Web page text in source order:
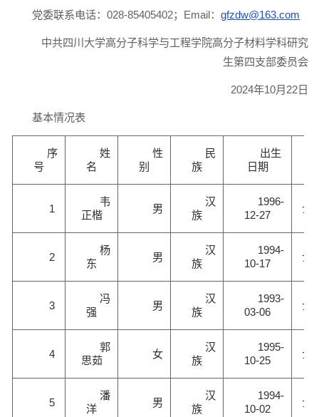
党委联系电话：028-85405402；Email：gfzdw@163.com
中共四川大学高分子科学与工程学院高分子材料学科研究
生第四支部委员会
2024年10月22日
基本情况表
序
号
姓
名
性
别
民
族
出生
日期
1
韦
正楷
男
汉
族
1996-
12-27
士
2
杨
东
男
汉
族
1994-
10-17
士
3
冯
强
男
汉
族
1993-
03-06
士
4
郭
思茹
女
汉
族
1995-
10-25
士
5
潘
洋
男
汉
族
1994-
10-02
士